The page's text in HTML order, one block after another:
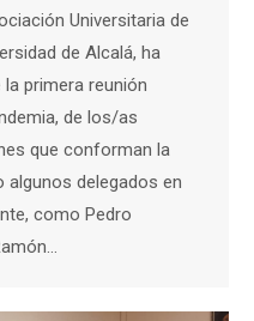
Universitaria de
de Alcalá, ha
primera reunión
de los/as
que conforman la
delegados en
como Pedro